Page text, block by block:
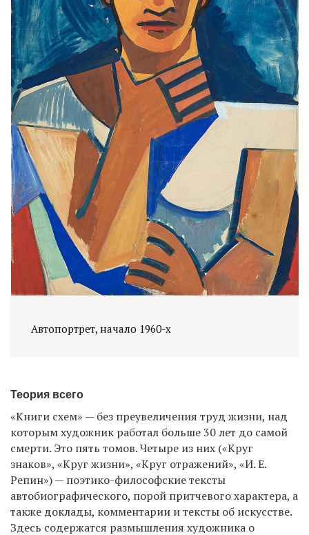
Теория всего
«Книги схем» — без преувеличения труд жизни, над
которым художник работал больше 30 лет до самой
смерти. Это пять томов. Четыре из них («Круг
знаков», «Круг жизни», «Круг отражений», «И. Е.
Репин») — поэтико-философские тексты
автобиографического, порой притчевого характера, а
также доклады, комментарии и тексты об искусстве.
Здесь содержатся размышления художника о